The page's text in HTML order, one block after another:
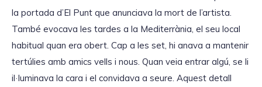
la portada d’El Punt que anunciava la mort de l’artista.
També evocava les tardes a la Mediterrània, el seu local
habitual quan era obert. Cap a les set, hi anava a mantenir
tertúlies amb amics vells i nous. Quan veia entrar algú, se li
il·luminava la cara i el convidava a seure. Aquest detall